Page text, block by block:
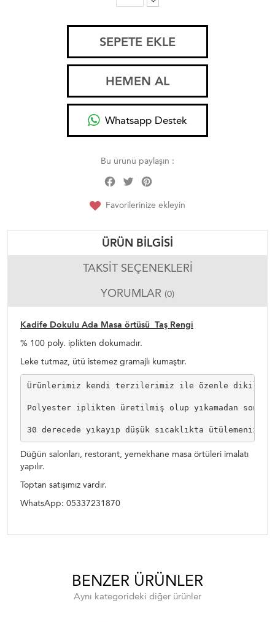
SEPETE EKLE
HEMEN AL
Whatsapp Destek
Bu ürünü paylaşın :
Facebook
Twitter
Favorilerinize ekleyin
ÜRÜN BILGISI
TAKSIT SEÇENEKLERI
YORUMLAR (0)
Kadife Dokulu Ada Masa örtüsü Taş Rengi
% 100 poly. iplikten dokumadır.
Leke tutmaz, ütü istemez gramajlı kumaştır.
Ürünlerimiz kendi terzilerimiz ile özenle dikilip
Polyester iplikten üretilmiş olup yıkamadan sonra
30 derecede yıkayıp düşük sıcaklıkta ütülemenizi
Düğün salonları, restorant, yemekhane masa örtüleri imalatı
yapılır.
Toptan satışımız vardır.
WhatsApp: 05337231870
BENZER ÜRÜNLER
Aynı kategorideki diğer ürünler